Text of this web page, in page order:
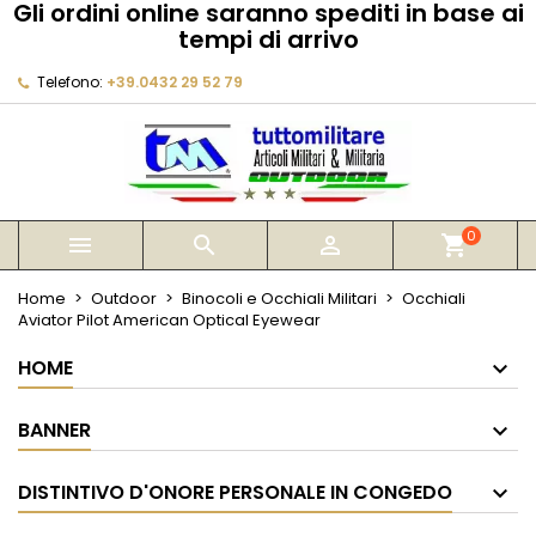
Gli ordini online saranno spediti in base ai
tempi di arrivo
Telefono: +39.0432 29 52 79
   shopping_cart0
Home Outdoor Binocoli e Occhiali Militari
Occhiali
Aviator Pilot American Optical Eyewear
HOME
BANNER
DISTINTIVO D'ONORE PERSONALE IN CONGEDO
My wishlists
add_circle_outline Create new list
Crea lista dei desideri
Annulla Crea lista dei desideri
Devi avere effettuato l'accesso per salvare dei
prodotti nella tua lista dei desideri.
Annulla